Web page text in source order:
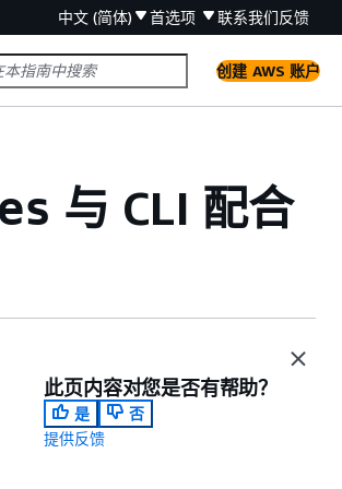
中文 (简体) 首选项 联系我们反馈
创建 AWS 账户
与 CLI 配合
此页内容对您是否有帮助？
是
否
提供反馈